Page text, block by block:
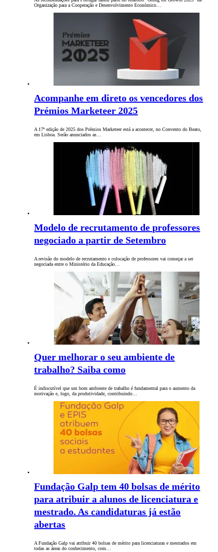
Organização para a Cooperação e Desenvolvimento Económico…
Acompanhe em direto os vencedores dos
Prémios Marketeer 2025
A 17ª edição de 2025 dos Prémios Marketeer está a acontecer, no Convento do Beato,
em Lisboa. Serão anunciados as…
Modelo de recrutamento de professores
negociado a partir de Setembro
A revisão do modelo de recrutamento e colocação de professores vai começar a ser
negociada entre o Ministério da Educação…
Quer melhorar o seu ambiente de
trabalho? Saiba como
É indiscutível que um bom ambiente de trabalho é fundamental para o aumento da
motivação e, logo, da produtividade, contribuindo…
Fundação Galp tem 40 bolsas de mérito
para atribuir a alunos de licenciatura e
mestrado. As candidaturas já estão
abertas
A Fundação Galp vai atribuir 40 bolsas de mérito para licenciaturas e mestrados em
todas as áreas do conhecimento, com…